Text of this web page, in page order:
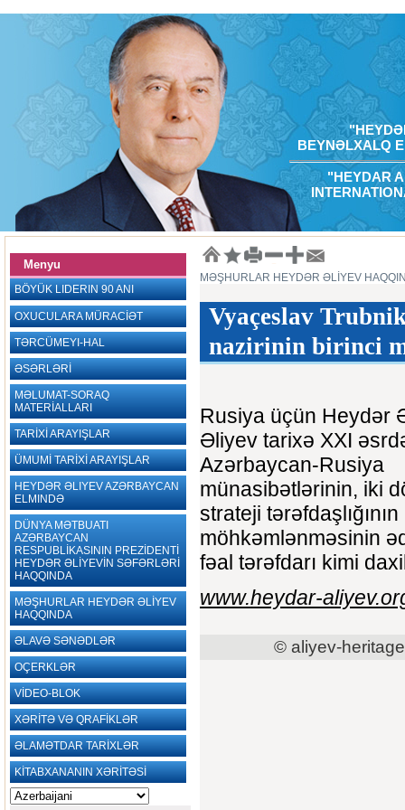
BEYNƏLXALQ
"HEYDAR
Menyu
BÖYÜK LIDERIN 90 ANI
OXUCULARA MÜRACİƏT
TƏRCÜMEYI-HAL
ƏSƏRLƏRİ
MƏLUMAT-SORAQ
MATERİALLARI
TARİXİ ARAYIŞLAR
ÜMUMİ TARİXİ ARAYIŞLAR
HEYDƏR ƏLIYEV AZƏRBAYCAN
ELMINDƏ
DÜNYA MƏTBUATI
AZƏRBAYCAN
RESPUBLİKASININ PREZİDENTİ
HEYDƏR ƏLİYEVİN SƏFƏRLƏRİ
HAQQINDA
MƏŞHURLAR HEYDƏR ƏLİYEV
HAQQINDA
ƏLAVƏ SƏNƏDLƏR
OÇERKLƏR
VİDEO-BLOK
XƏRİTƏ VƏ QRAFİKLƏR
ƏLAMƏTDAR TARİXLƏR
KİTABXANANIN XƏRİTƏSİ
MƏŞHURLAR HEYDƏR ƏLİYEV
Vyaçeslav
nazirinin birinci
Rusiya üçün Heydər
Əliyev tarixə XXI
Azərbaycan-Rusiya
münasibətlərinin, iki
strateji tərəfdaşlığının
möhkəmlənməsinin
fəal tərəfdarı kimi
www.heydar-
© aliyev-